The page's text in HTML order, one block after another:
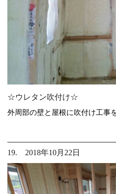
☆ウレタン吹付け☆
外周部の壁と屋根に吹付け工事
19. 2018年10月22日